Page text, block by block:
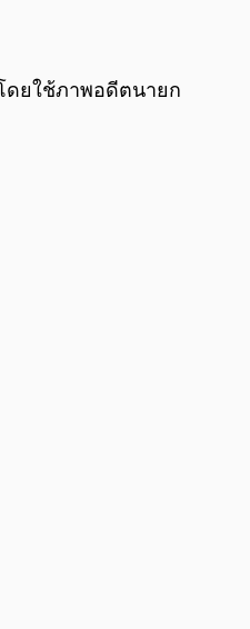
0:00
ดยใช้ภาพอดีตนายก